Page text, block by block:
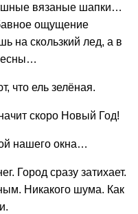
вязаные шапки…
ощущение
на скользкий лед, а в
что ель зелёная.
скоро Новый Год!
нашего окна…
Город сразу затихает.
Никакого шума. Как